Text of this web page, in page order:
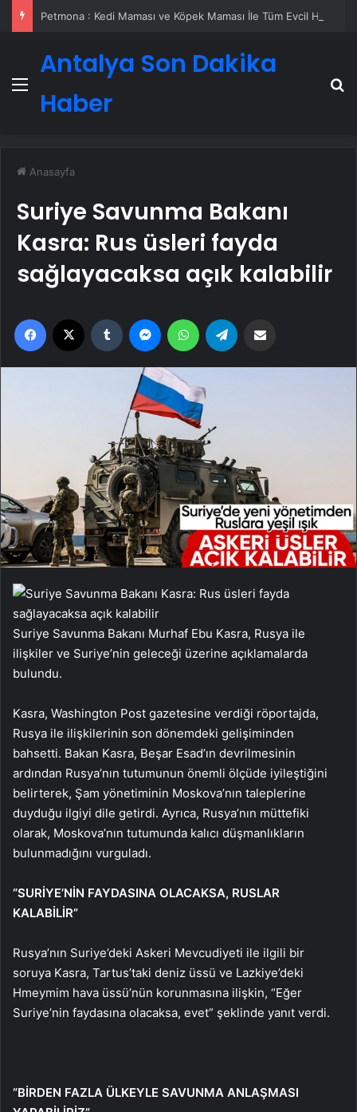
Menü
Antalya Son Dakika
Haber
Anasayfa
Suriye Savunma Bakanı
Kasra: Rus üsleri fayda
sağlayacaksa açık kalabilir
Facebook Tumblr MessengerWhatsApp
Suriye Savunma Bakanı Murhaf Ebu Kasra, Rusya ile
ilişkiler ve Suriye’nin geleceği üzerine açıklamalarda
bulundu.
Kasra, Washington Post gazetesine verdiği röportajda,
Rusya ile ilişkilerinin son dönemdeki gelişiminden
bahsetti. Bakan Kasra, Beşar Esad’ın devrilmesinin
ardından Rusya’nın tutumunun önemli ölçüde iyileştiğini
belirterek, Şam yönetiminin Moskova’nın taleplerine
duyduğu ilgiyi dile getirdi. Ayrıca, Rusya’nın müttefiki
olarak, Moskova’nın tutumunda kalıcı düşmanlıkların
bulunmadığını vurguladı.
“SURİYE’NİN FAYDASINA OLACAKSA, RUSLAR
KALABİLİR”
Rusya’nın Suriye’deki Askeri Mevcudiyeti ile ilgili bir
soruya Kasra, Tartus’taki deniz üssü ve Lazkiye’deki
Hmeymim hava üssü’nün korunmasına ilişkin, “Eğer
Suriye’nin faydasına olacaksa, evet” şeklinde yanıt verdi.
“BİRDEN FAZLA ÜLKEYLE SAVUNMA ANLAŞMASI